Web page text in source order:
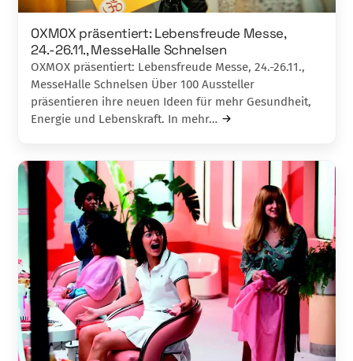
OXMOX präsentiert: Lebensfreude Messe,
24.-26.11., MesseHalle Schnelsen
OXMOX präsentiert: Lebensfreude Messe, 24.-26.11.,
MesseHalle Schnelsen Über 100 Aussteller
präsentieren ihre neuen Ideen für mehr Gesundheit,
Energie und Leb­enskraft. In mehr…